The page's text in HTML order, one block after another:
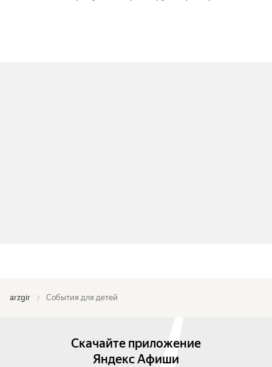
arzgir События для детей
Скачайте приложение
Яндекс Афиши